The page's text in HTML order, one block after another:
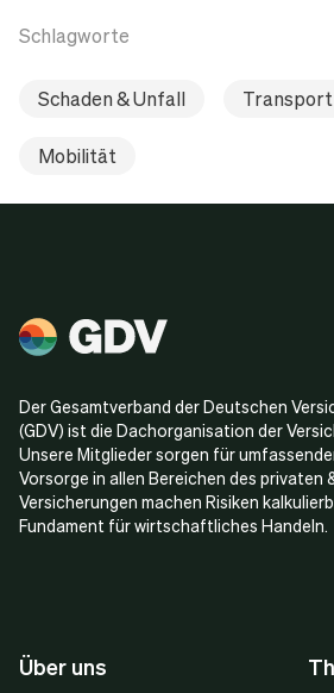
Schlagworte
Schaden & Unfall
Mobilität
Der Gesamtverband der Deutschen
(GDV) ist die Dachorganisation der
Unsere Mitglieder sorgen für
Vorsorge in allen Bereichen des privaten
Versicherungen machen Risiken
Fundament für wirtschaftliches Handeln.
Über uns